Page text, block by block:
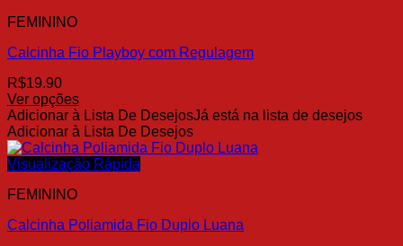
As
podem
escolhidas
na
página
do
produto
FEMININO
Calcinha Fio Playboy com Regulagem
R$19.90
Ver opções
Este
produto
tem
várias
As
podem
Adicionar à Lista De DesejosJá está na lista de desejos
Adicionar à Lista De Desejos
Visualização Rápida
FEMININO
Calcinha Poliamida Fio Duplo Luana